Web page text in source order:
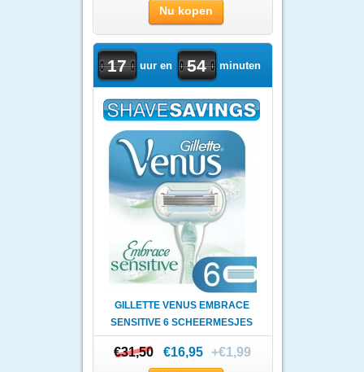
Nu kopen
17 uur en 54 minuten
GILLETTE VENUS EMBRACE
SENSITIVE 6 SCHEERMESJES
€31,50
€31,50 €16,95 +€1,99